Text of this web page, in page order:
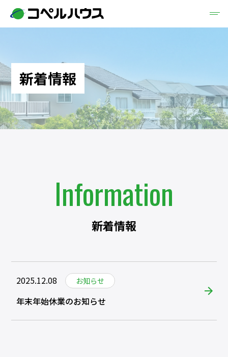
新着情報
Information
新着情報
2025.12.08 お知らせ
年末年始休業のお知らせ